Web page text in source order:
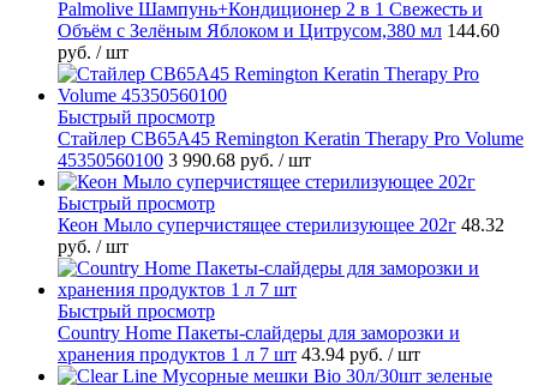
Palmolive Шампунь+Кондиционер 2 в 1 Свежесть и
Объём с Зелёным Яблоком и Цитрусом,380 мл 144.60
руб. / шт
Быстрый просмотр
Стайлер CB65A45 Remington Keratin Therapy Pro Volume
45350560100 3 990.68 руб. / шт
Быстрый просмотр
Кеон Мыло суперчистящее стерилизующее 202г 48.32
руб. / шт
Быстрый просмотр
Country Home Пакеты-слайдеры для заморозки и
хранения продуктов 1 л 7 шт 43.94 руб. / шт